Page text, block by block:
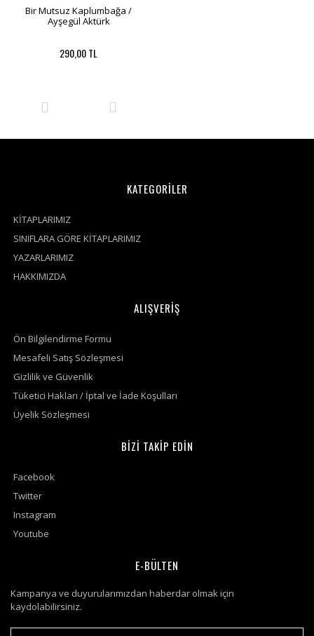
Bir Mutsuz Kaplumbağa /
Ayşegül Aktürk
290,00 TL
KATEGORİLER
KİTAPLARIMIZ
SINIFLARA GÖRE KİTAPLARIMIZ
YAZARLARIMIZ
HAKKIMIZDA
ALIŞVERİŞ
Ön Bilgilendirme Formu
Mesafeli Satış Sözleşmesi
Gizlilik ve Güvenlik
Tüketici Hakları / İptal ve İade Koşulları
Üyelik Sözleşmesi
BİZİ TAKİP EDİN
Facebook
Twitter
Instagram
Youtube
E-BÜLTEN
Kampanya ve duyurularımızdan haberdar olmak için
kaydolabilirsiniz.